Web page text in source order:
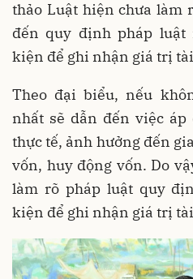
thảo Luật hiện chưa làm
đến quy định pháp
kiện để ghi nhận giá trị
Theo đại biểu, nếu
nhất sẽ dẫn đến việc
thực tế, ảnh hưởng đến
vốn, huy động vốn. Do
làm rõ pháp luật quy
kiện để ghi nhận giá trị